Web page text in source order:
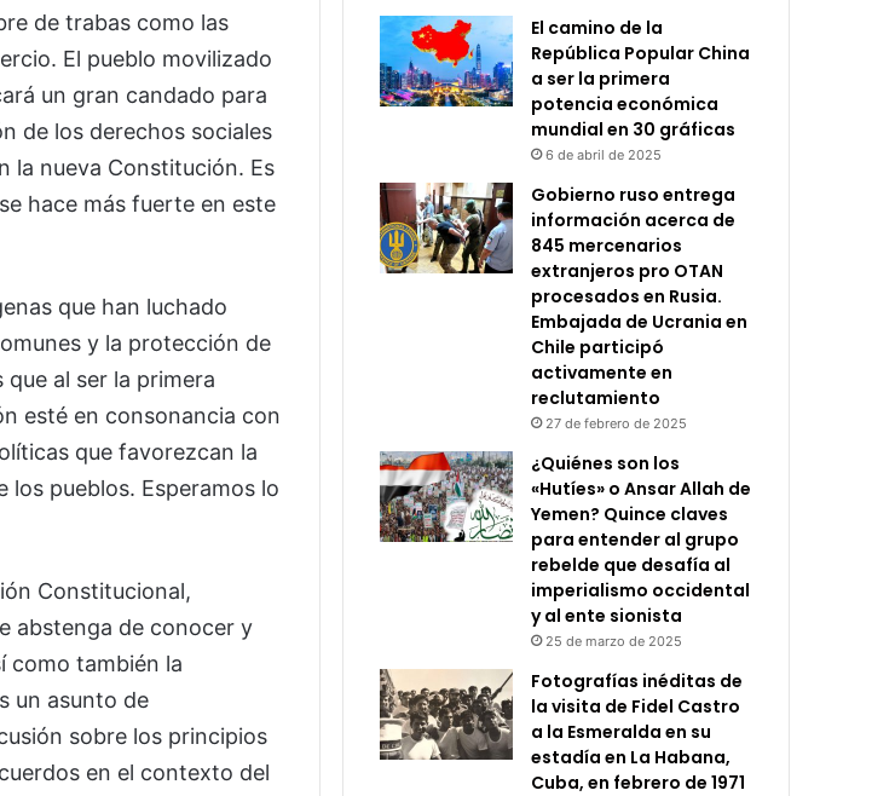
de trabas como las
El pueblo movilizado
un gran candado para
de los derechos sociales
la nueva Constitución. Es
hace más fuerte en este
que han luchado
y la protección de
al ser la primera
esté en consonancia con
que favorezcan la
pueblos. Esperamos lo
Constitucional,
abstenga de conocer y
como también la
un asunto de
sobre los principios
en el contexto del
El camino de la
República Popular China
a ser la primera
potencia económica
mundial en 30 gráficas
6 de abril de 2025
Gobierno ruso entrega
información acerca de
845 mercenarios
extranjeros pro OTAN
procesados en Rusia.
Embajada de Ucrania en
Chile participó
activamente en
reclutamiento
27 de febrero de 2025
¿Quiénes son los
«Hutíes» o Ansar Allah de
Yemen? Quince claves
para entender al grupo
rebelde que desafía al
imperialismo occidental
y al ente sionista
25 de marzo de 2025
Fotografías inéditas de
la visita de Fidel Castro
a la Esmeralda en su
estadía en La Habana,
Cuba, en febrero de 1971